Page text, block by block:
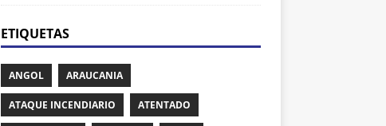
ETIQUETAS
ANGOL ARAUCANIA
ATAQUE INCENDIARIO ATENTADO